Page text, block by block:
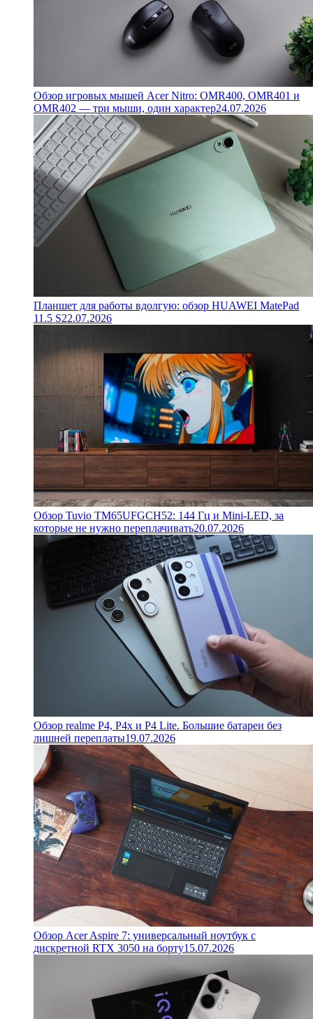
Обзор игровых мышей Acer Nitro: OMR400, OMR401 и
OMR402 — три мыши, один характер24.07.2026
Планшет для работы вдолгую: обзор HUAWEI MatePad
11.5 S22.07.2026
Обзор Tuvio TM65UFGCH52: 144 Гц и Mini-LED, за
которые не нужно переплачивать20.07.2026
Обзор realme P4, P4x и P4 Lite. Большие батареи без
лишней переплаты19.07.2026
Обзор Acer Aspire 7: универсальный ноутбук с
дискретной RTX 3050 на борту15.07.2026